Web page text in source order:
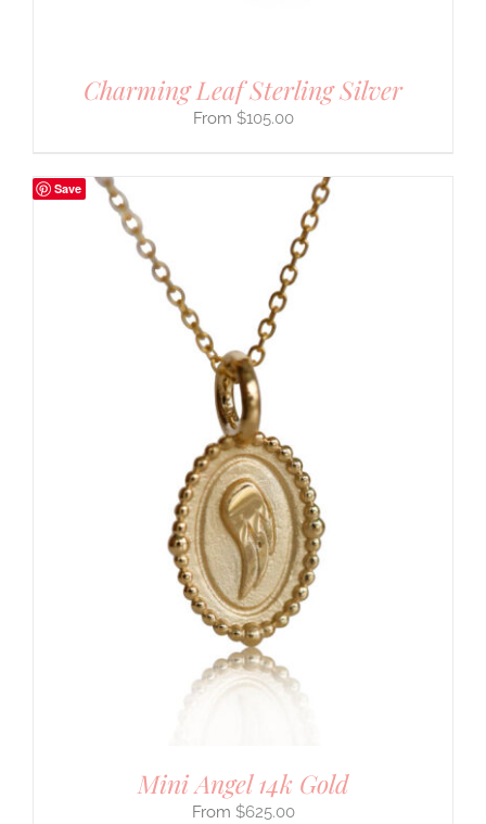
Charming Leaf Sterling Silver
$105.00
Save
Mini Angel 14k Gold
$625.00